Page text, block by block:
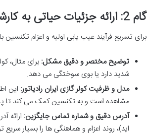
گام 2: ارائه جزئیات حیاتی به کارشناس
برای تسریع فرآیند عیب یابی اولیه و اعزام تکنسین
توضیح مختصر و دقیق مشکل: برای مثال،
شدید دارد یا بوی سوختگی می دهد.
مدل و ظرفیت کولر گازی ایران رادیاتور: این
مشاهده است و به تکنسین کمک می کند تا
آدرس دقیق و شماره تماس جایگزین: ارائه
اید)، روند اعزام و هماهنگی ها را بسیار سریع